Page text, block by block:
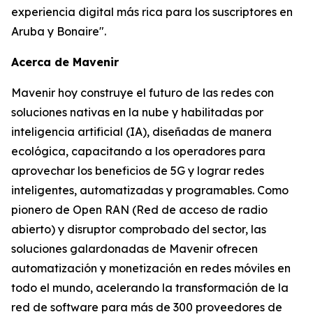
experiencia digital más rica para los suscriptores en
Aruba y Bonaire".
Acerca de Mavenir
Mavenir hoy construye el futuro de las redes con
soluciones nativas en la nube y habilitadas por
inteligencia artificial (IA), diseñadas de manera
ecológica, capacitando a los operadores para
aprovechar los beneficios de 5G y lograr redes
inteligentes, automatizadas y programables. Como
pionero de Open RAN (Red de acceso de radio
abierto) y disruptor comprobado del sector, las
soluciones galardonadas de Mavenir ofrecen
automatización y monetización en redes móviles en
todo el mundo, acelerando la transformación de la
red de software para más de 300 proveedores de